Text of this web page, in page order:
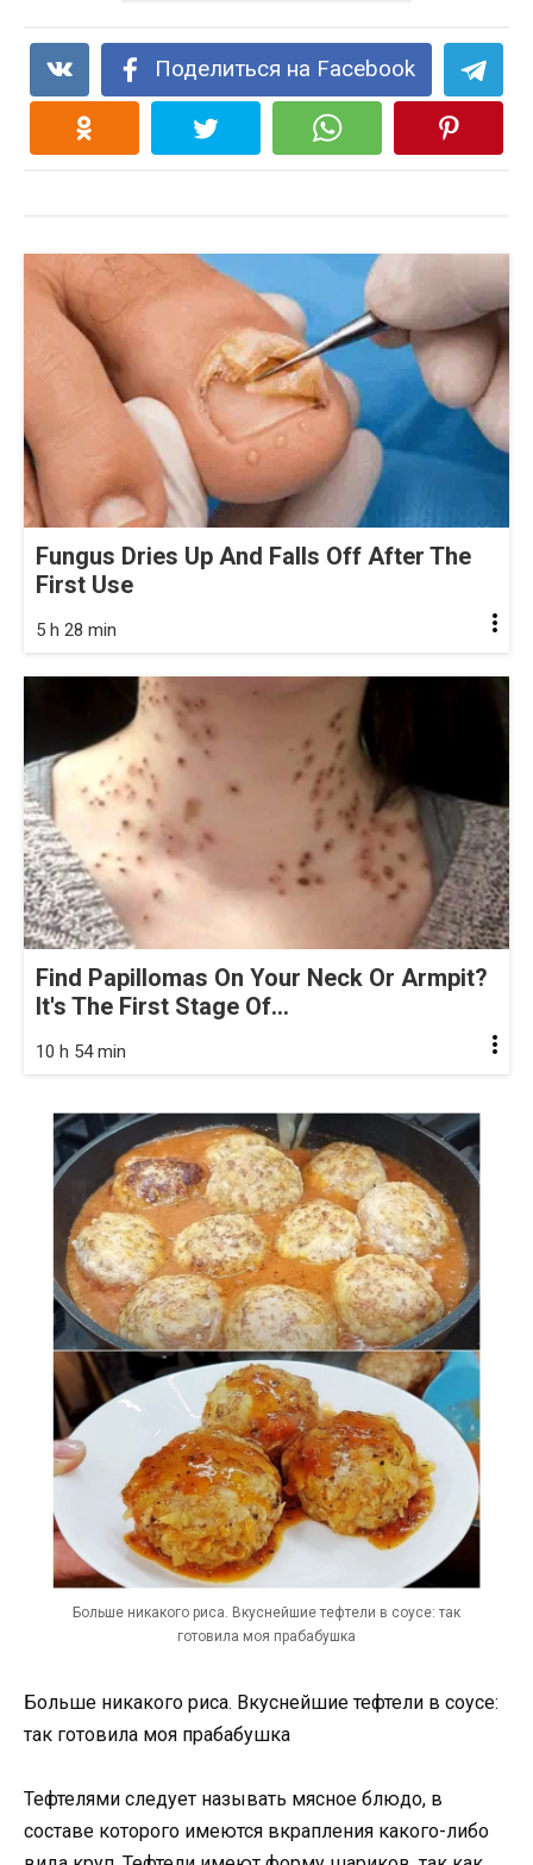
Поделиться на Facebook
Fungus Dries Up And Falls Off After The
First Use
5 h 28 min
Find Papillomas On Your Neck Or Armpit?
It's The First Stage Of...
10 h 54 min
Больше никакого риса. Вкуснейшие тефтели в соусе: так
готовила моя прабабушка
Больше никакого риса. Вкуснейшие тефтели в соусе:
так готовила моя прабабушка
Тефтелями следует называть мясное блюдо, в
составе которого имеются вкрапления какого-либо